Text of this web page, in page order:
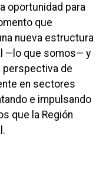
oportunidad para
que
nueva estructura
—lo que somos— y
perspectiva de
en sectores
e impulsando
que la Región